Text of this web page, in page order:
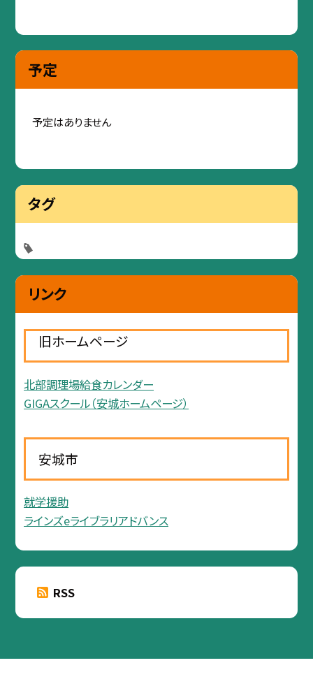
予定
予定はありません
タグ
リンク
旧ホームページ
北部調理場給食カレンダー
GIGAスクール（安城ホームページ）
安城市
就学援助
ラインズeライブラリアドバンス
RSS